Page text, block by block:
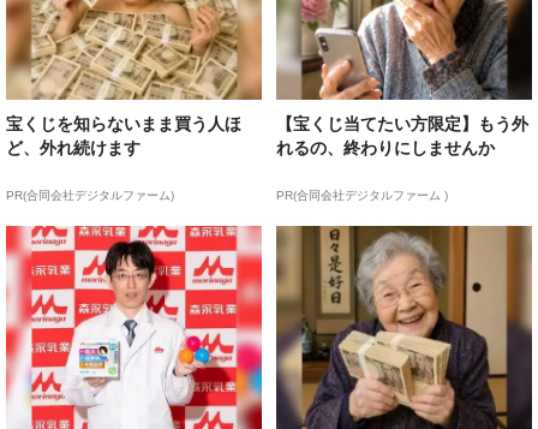
宝くじを知らないまま買う人ほ
ど、外れ続けます
PR(合同会社デジタルファーム)
【宝くじ当てたい方限定】もう外
れるの、終わりにしませんか
PR(合同会社デジタルファーム )